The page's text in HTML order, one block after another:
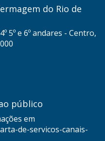
do Rio de
5º e 6º andares - Centro,
público
em
de-servicos-canais-